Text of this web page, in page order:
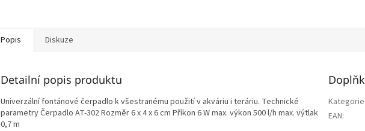
Popis Diskuze
Detailní popis produktu
Univerzální fontánové čerpadlo k všestranému použití v akváriu i teráriu. Technické
parametry Čerpadlo AT-302 Rozměr 6 x 4 x 6 cm Příkon 6 W max. výkon 500 l/h max. výtlak
0,7 m
Kategorie
EAN: